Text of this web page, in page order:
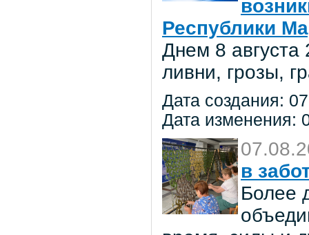
Республики
Днем 8
ливни, грозы,
Дата создания:
Дата изменения:
в
Более